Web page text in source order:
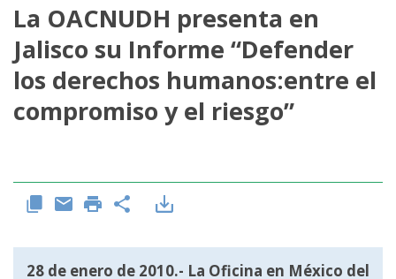
La ONU-DH en México
Vacantes ONU-DH México
ONU-DH en el tiempo
La OACNUDH presenta en
Jalisco su Informe “Defender
los derechos humanos:entre el
compromiso y el riesgo”
28 de enero de 2010.- La Oficina en México del